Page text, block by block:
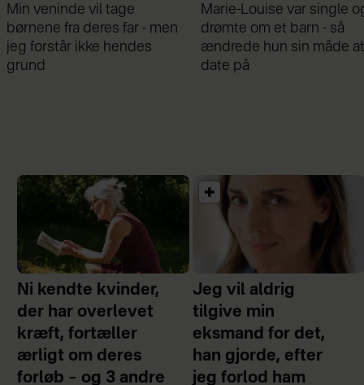
Marie-Louise var single og
drømte om et barn - så
ændrede hun sin måde at
date på
Mathilde Gøhler
om bruddet med
Var gået fra hinanden
graviditeten
Ni kendte kvinder,
der har overlevet
kræft, fortæller
ærligt om deres
forløb – og 3 andre
Jeg vil aldrig
tilgive min
eksmand for det,
han gjorde, efter
jeg forlod ham